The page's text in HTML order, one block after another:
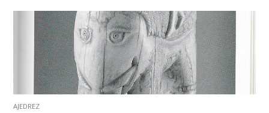
AJEDREZ